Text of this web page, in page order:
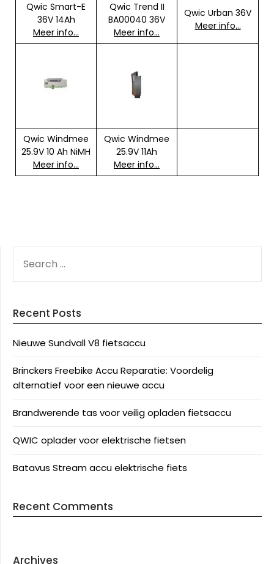
Qwic Smart-E
36V 14Ah
Meer info…
Qwic Trend II
BA00040 36V
Meer info…
Qwic Urban 36V
Meer info…
Qwic Windmee
25.9V 10 Ah NiMH
Meer info…
Qwic Windmee
25.9V 11Ah
Meer info…
FOR:
Recent Posts
Nieuwe Sundvall V8 fietsaccu
Brinckers Freebike Accu Reparatie: Voordelig
alternatief voor een nieuwe accu
Brandwerende tas voor veilig opladen fietsaccu
QWIC oplader voor elektrische fietsen
Batavus Stream accu elektrische fiets
Recent Comments
Archives